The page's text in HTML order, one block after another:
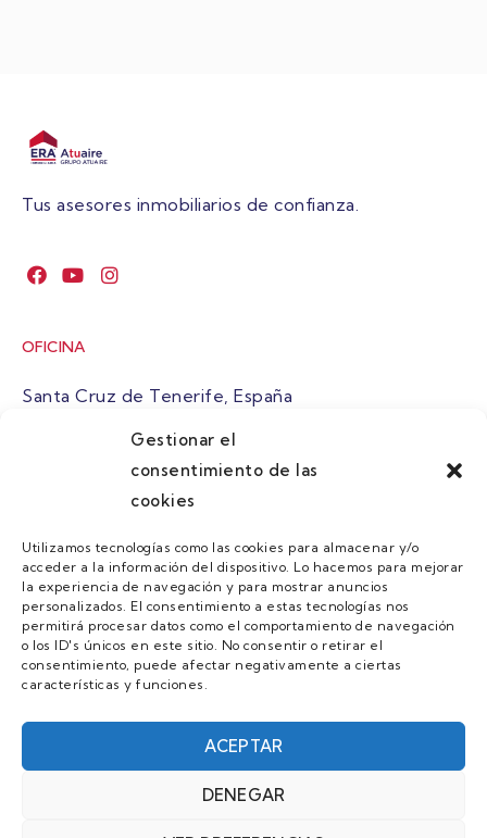
Gestionar el
consentimiento de las
cookies
Utilizamos tecnologías como las cookies para almacenar y/o
acceder a la información del dispositivo. Lo hacemos para mejorar
la experiencia de navegación y para mostrar anuncios
personalizados. El consentimiento a estas tecnologías nos
permitirá procesar datos como el comportamiento de navegación
o los ID's únicos en este sitio. No consentir o retirar el
consentimiento, puede afectar negativamente a ciertas
características y funciones.
ACEPTAR
DENEGAR
Tus asesores inmobiliarios de confianza.
OFICINA
Santa Cruz de Tenerife, España
atuaire@grupoatuaire.com
+34 638765829
MENU
Quienes Somos
Guias
Contacto
Únete